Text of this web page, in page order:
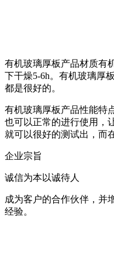
有机玻璃厚板产品材质有
下干燥5-6h。有机玻璃厚
都是很好的。
有机玻璃厚板产品性能特
也可以正常的进行使用，
就可以很好的测试出，而
企业宗旨
诚信为本以诚待人
成为客户的合作伙伴，并
经验。